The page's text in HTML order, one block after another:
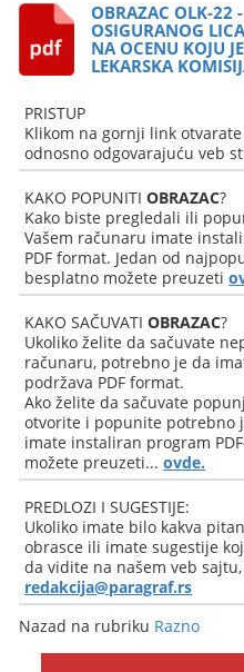
OBRAZAC OLK-22
OSIGURANOG
NA OCENU KOJU
LEKARSKA
PRISTUP
Klikom na gornji link
odnosno odgovarajuću veb
KAKO POPUNITIOBRAZAC?
Kako biste pregledali ili
Vašem računaru imate
PDF format. Jedan od
besplatno možete preuzeti
KAKO SAČUVATIOBRAZAC?
Ukoliko želite da sačuvate
računaru, potrebno je da
podržava PDF format.
Ako želite da sačuvate
otvorite i popunite potrebno
imate instaliran program
možete preuzeti...ovde.
PREDLOZI I SUGESTIJE:
Ukoliko imate bilo kakva
obrasce ili imate sugestije
da vidite na našem veb
redakcija@paragraf.rs
Nazad na rubriku Razno